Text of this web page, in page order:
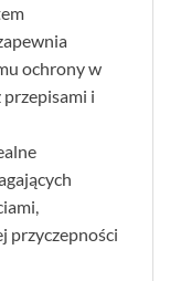
ochrony w
przepisami i
przyczepności